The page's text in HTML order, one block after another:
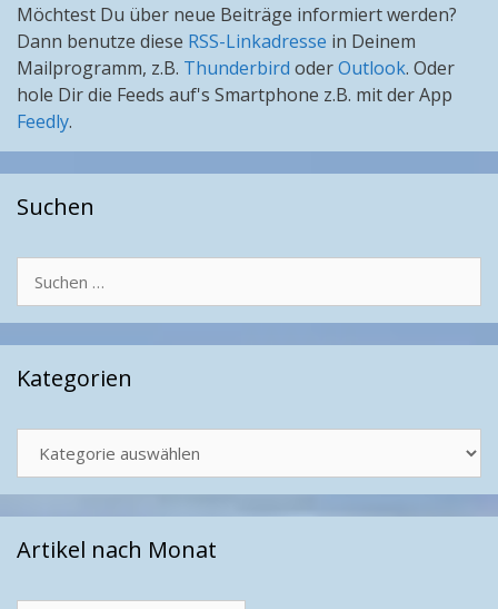
Möchtest Du über neue Beiträge informiert werden?
Dann benutze diese RSS-Linkadresse in Deinem
Mailprogramm, z.B. Thunderbird oderOutlook. Oder
hole Dir die Feeds auf's Smartphone z.B. mit der App
Feedly.
Suchen
nach:
Kategorien
Artikel nach Monat